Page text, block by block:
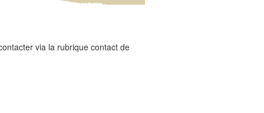
via la rubrique contact de